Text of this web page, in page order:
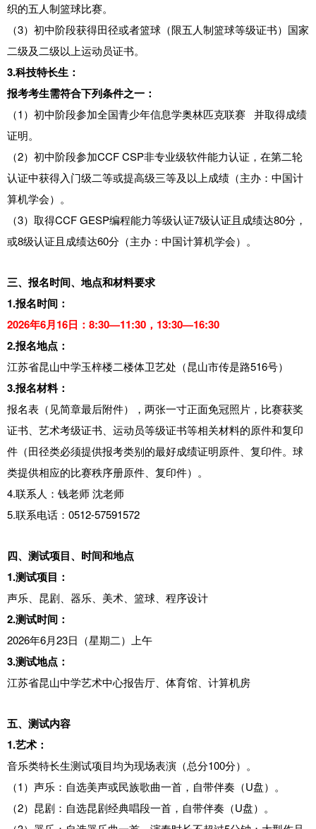
织的五人制篮球比赛。
（3）初中阶段获得田径或者篮球（限五人制篮球等级证书）国家
二级及二级以上运动员证书。
3.科技特长生：
报考考生需符合下列条件之一：
（1）初中阶段参加全国青少年信息学奥林匹克联赛 并取得成绩
证明。
（2）初中阶段参加CCF CSP非专业级软件能力认证，在第二轮
认证中获得入门级二等或提高级三等及以上成绩（主办：中国计
算机学会）。
（3）取得CCF GESP编程能力等级认证7级认证且成绩达80分，
或8级认证且成绩达60分（主办：中国计算机学会）。
三、报名时间、地点和材料要求
1.报名时间：
2026年6月16日：8:30—11:30，13:30—16:30
2.报名地点：
江苏省昆山中学玉梓楼二楼体卫艺处（昆山市传是路516号）
3.报名材料：
报名表（见简章最后附件），两张一寸正面免冠照片，比赛获奖
证书、艺术考级证书、运动员等级证书等相关材料的原件和复印
件（田径类必须提供报考类别的最好成绩证明原件、复印件。球
类提供相应的比赛秩序册原件、复印件）。
4.联系人：钱老师 沈老师
5.联系电话：0512-57591572
四、测试项目、时间和地点
1.测试项目：
声乐、昆剧、器乐、美术、篮球、程序设计
2.测试时间：
2026年6月23日（星期二）上午
3.测试地点：
江苏省昆山中学艺术中心报告厅、体育馆、计算机房
五、测试内容
1.艺术：
音乐类特长生测试项目均为现场表演（总分100分）。
（1）声乐：自选美声或民族歌曲一首，自带伴奏（U盘）。
（2）昆剧：自选昆剧经典唱段一首，自带伴奏（U盘）。